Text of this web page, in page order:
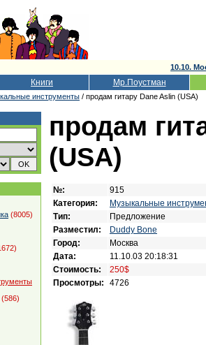
10.10.
Книги Мр.Поустман
инструменты / продам гитару Dane Aslin (USA)
(8005)
(586)
продам
(USA)
№:
915
Категория:
Музыкальные
Тип:
Предложение
Разместил:
Duddy Bone
Город:
Москва
Дата:
11.10.03 20:18:31
Стоимость:
250$
Просмотры:
4726